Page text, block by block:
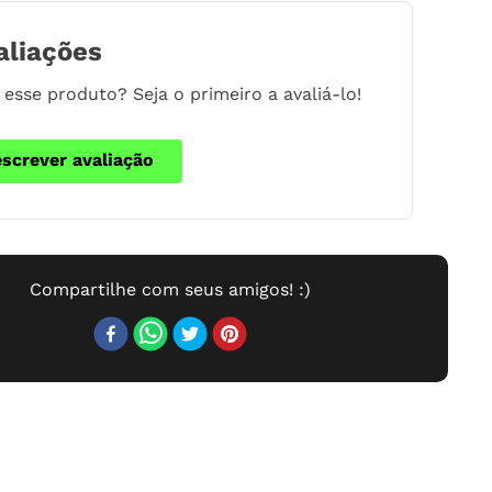
esse produto? Seja o primeiro a avaliá-lo!
avaliação